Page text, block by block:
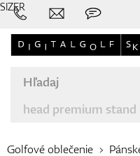
Golfové oblečenie
SIZER